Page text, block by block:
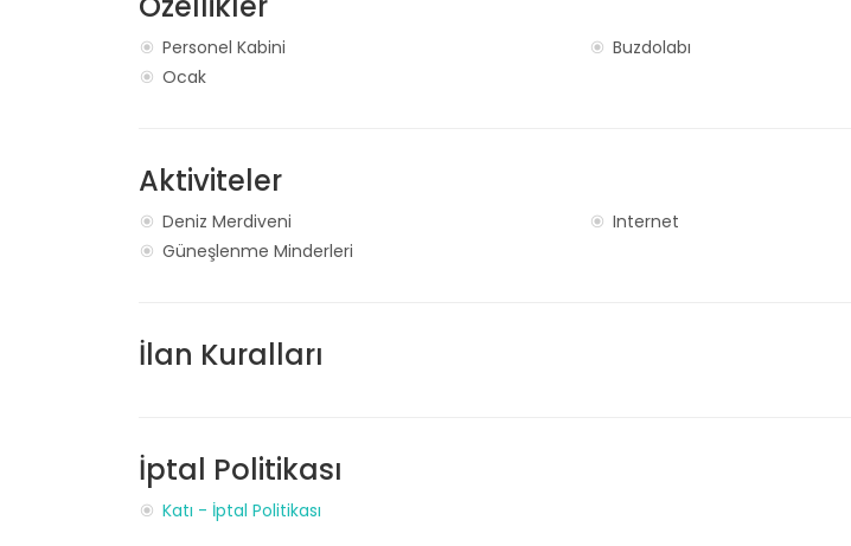
Personel Kabini
Ocak
Buzdolabı
Aktiviteler
Deniz Merdiveni
Güneşlenme Minderleri
Internet
İlan Kuralları
İptal Politikası
Katı - İptal Politikası